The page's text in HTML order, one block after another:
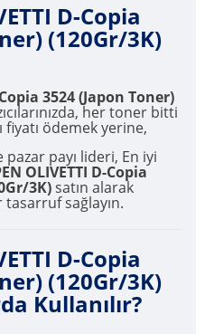
D-Copia
(120Gr/3K)
3524 (Japon Toner)
her toner bitti
fiyatı ödemek yerine,
payı lideri, En iyi
OLIVETTI D-Copia
3K)satın alarak
tasarruf sağlayın.
D-Copia
(120Gr/3K)
Kullanılır?